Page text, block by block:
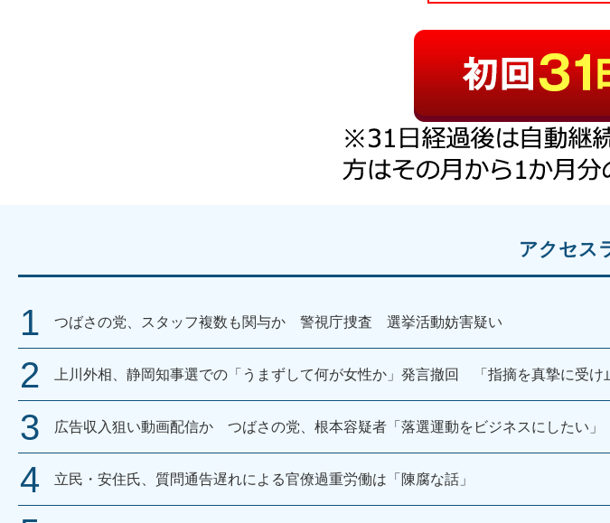
アクセス
つばさの党、スタッフ複数も関与か 警視庁捜査 選挙活動妨害疑い
上川外相、静岡知事選での「うまずして何が女性か」発言撤回 「指摘を真摯に受け
広告収入狙い動画配信か つばさの党、根本容疑者「落選運動をビジネスにしたい」
立民・安住氏、質問通告遅れによる官僚過重労働は「陳腐な話」